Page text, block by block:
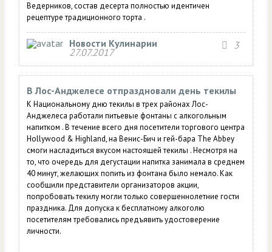
Ведерников, состав десерта полностью идентичен
рецептуре традиционного торта .
Новости Кулинарии
27.07.2017
3
В Лос-Анджелесе отпраздновали день текилы
К Национальному дню текилы в трех районах Лос-
Анджелеса работали питьевые фонтаны с алкогольным
напитком . В течение всего дня посетители торгового центра
Hollywood & Highland, на Венис-Бич и гей-бара The Abbey
смоги насладиться вкусом настоящей текилы . Несмотря на
то, что очередь для дегустации напитка занимала в среднем
40 минут, желающих попить из фонтана было немало. Как
сообщили представители организаторов акции,
попробовать текилу могли только совершеннолетние гости
праздника. Для допуска к бесплатному алкоголю
посетителям требовались предъявить удостоверение
личности.